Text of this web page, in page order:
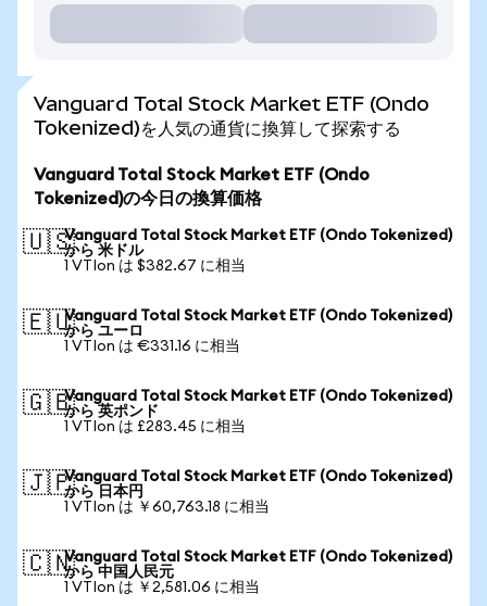
Vanguard Total Stock Market ETF (Ondo
Tokenized)を人気の通貨に換算して探索する
Vanguard Total Stock Market ETF (Ondo
Tokenized)の今日の換算価格
🇺🇸Vanguard Total Stock Market ETF (Ondo Tokenized)
から 米ドル
1 VTIon は $382.67 に相当
🇪🇺Vanguard Total Stock Market ETF (Ondo Tokenized)
から ユーロ
1 VTIon は €331.16 に相当
🇬🇧Vanguard Total Stock Market ETF (Ondo Tokenized)
から 英ポンド
1 VTIon は £283.45 に相当
🇯🇵Vanguard Total Stock Market ETF (Ondo Tokenized)
から 日本円
1 VTIon は ￥60,763.18 に相当
🇨🇳Vanguard Total Stock Market ETF (Ondo Tokenized)
から 中国人民元
1 VTIon は ￥2,581.06 に相当